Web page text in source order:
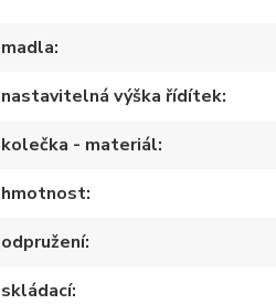
madla
nastavitelná výška řídítek
kolečka - materiál
hmotnost
odpružení
skládací